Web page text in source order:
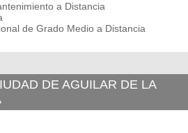
a Distancia
de Grado Medio a Distancia
DE AGUILAR DE LA